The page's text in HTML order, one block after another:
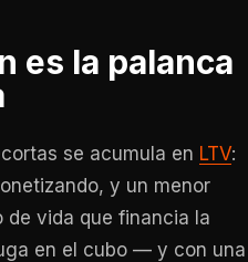
es la palanca
se acumula en LTV:
y un menor
vida que financia la
en el cubo — y con una